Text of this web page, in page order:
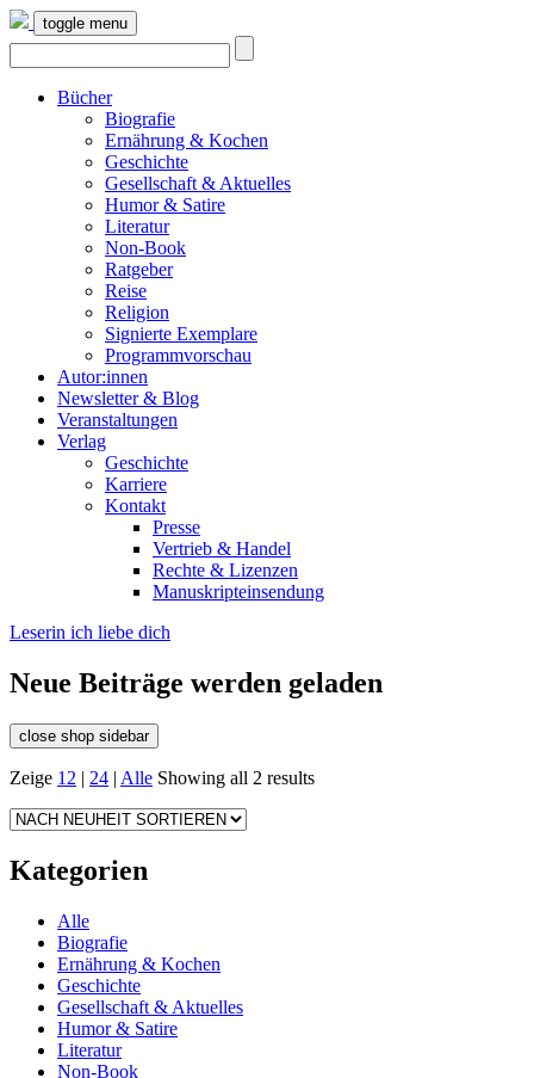
toggle menu
Bücher
Biografie
Ernährung & Kochen
Geschichte
Gesellschaft & Aktuelles
Humor & Satire
Literatur
Non-Book
Ratgeber
Reise
Religion
Signierte Exemplare
Programmvorschau
Autor:innen
Newsletter & Blog
Veranstaltungen
Verlag
Geschichte
Karriere
Kontakt
Presse
Vertrieb & Handel
Rechte & Lizenzen
Manuskripteinsendung
Leserin ich liebe dich
Neue Beiträge werden geladen
close shop sidebar
Zeige 12 | 24 | Alle Showing all 2 results
Kategorien
Alle
Biografie
Ernährung & Kochen
Geschichte
Gesellschaft & Aktuelles
Humor & Satire
Literatur
Non-Book